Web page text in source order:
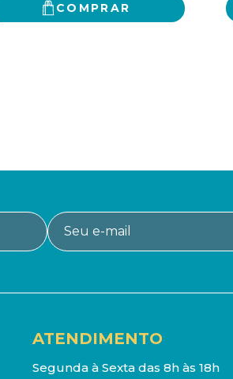
COMPRAR
ATENDIMENTO
Segunda à Sexta das 8h às 18h